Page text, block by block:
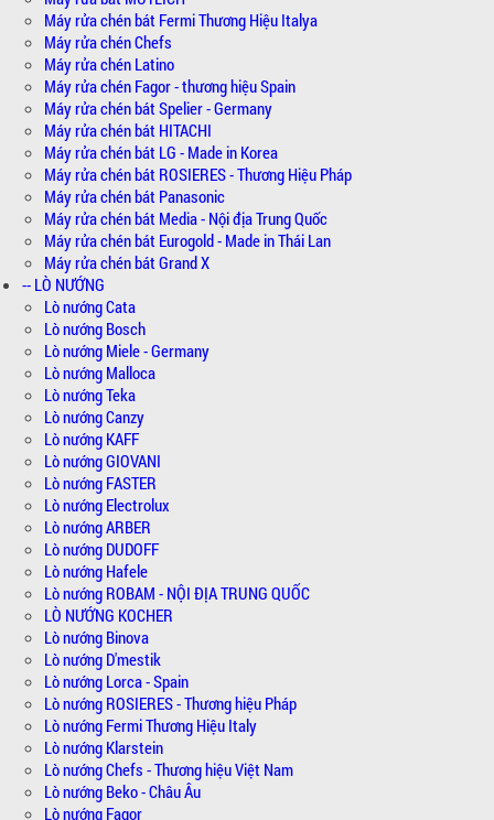
Máy rửa chén bát Fermi Thương Hiệu Italya
Máy rửa chén Chefs
Máy rửa chén Latino
Máy rửa chén Fagor - thương hiệu Spain
Máy rửa chén bát Spelier - Germany
Máy rửa chén bát HITACHI
Máy rửa chén bát LG - Made in Korea
Máy rửa chén bát ROSIERES - Thương Hiệu Pháp
Máy rửa chén bát Panasonic
Máy rửa chén bát Media - Nội địa Trung Quốc
Máy rửa chén bát Eurogold - Made in Thái Lan
Máy rửa chén bát Grand X
-- LÒ NƯỚNG
Lò nướng Cata
Lò nướng Bosch
Lò nướng Miele - Germany
Lò nướng Malloca
Lò nướng Teka
Lò nướng Canzy
Lò nướng KAFF
Lò nướng GIOVANI
Lò nướng FASTER
Lò nướng Electrolux
Lò nướng ARBER
Lò nướng DUDOFF
Lò nướng Hafele
Lò nướng ROBAM - NỘI ĐỊA TRUNG QUỐC
LÒ NƯỚNG KOCHER
Lò nướng Binova
Lò nướng D'mestik
Lò nướng Lorca - Spain
Lò nướng ROSIERES - Thương hiệu Pháp
Lò nướng Fermi Thương Hiệu Italy
Lò nướng Klarstein
Lò nướng Chefs - Thương hiệu Việt Nam
Lò nướng Beko - Châu Âu
Lò nướng Fagor